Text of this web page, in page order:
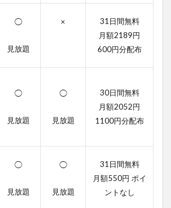
◯
見放題
×
31日間無料
月額2189円
600円分配布
◯
見放題
◯
見放題
30日間無料
月額2052円
1100円分配布
◯
見放題
◯
見放題
31日間無料
月額550円 ポイ
ントなし